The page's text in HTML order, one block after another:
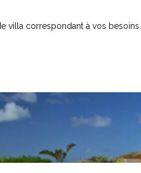
villa correspondant à vos besoins.